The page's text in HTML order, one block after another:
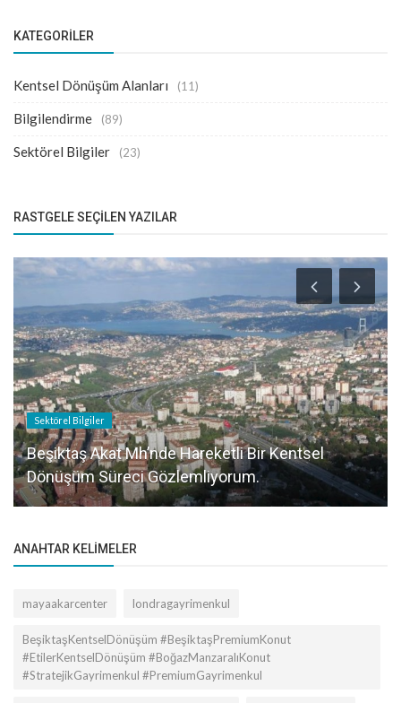
KATEGORILER
Kentsel Dönüşüm Alanları (11)
Bilgilendirme (89)
Sektörel Bilgiler (23)
RASTGELE SEÇILEN YAZILAR
Sektörel Bilgiler
Beşiktaş Akat Mh’nde Hareketli Bir Kentsel
Dönüşüm Süreci Gözlemliyorum.
ANAHTAR KELIMELER
mayaakarcenter londragayrimenkul
BeşiktaşKentselDönüşüm #BeşiktaşPremiumKonut
#EtilerKentselDönüşüm #BoğazManzaralıKonut
#StratejikGayrimenkul #PremiumGayrimenkul